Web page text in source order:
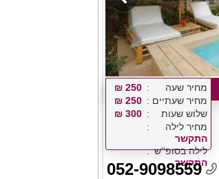
מחיר שעה
250 ₪
מחיר שעתיים
250 ₪
שלוש שעות
300 ₪
מחיר לילה
התקשר
לילה בסופ''ש
התקשר
052-9098559